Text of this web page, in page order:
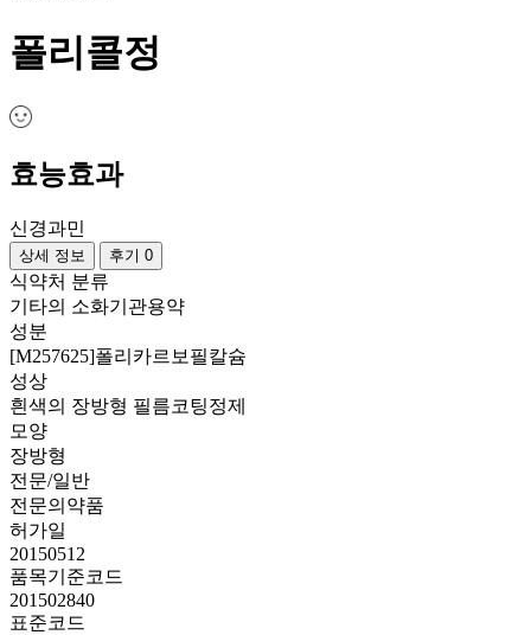
폴리콜정
효능효과
신경과민
상세 정보 후기 0
식약처 분류
기타의 소화기관용약
성분
[M257625]폴리카르보필칼슘
성상
흰색의 장방형 필름코팅정제
모양
장방형
전문/일반
전문의약품
허가일
20150512
품목기준코드
201502840
표준코드